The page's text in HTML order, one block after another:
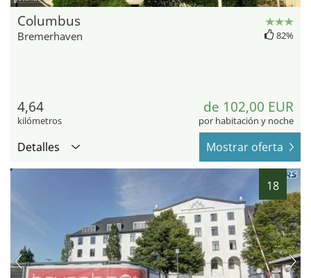
Columbus
Bremerhaven 82%
4,64
kilómetros
de 102,00 EUR
por habitación y noche
Detalles Mostrar oferta
18